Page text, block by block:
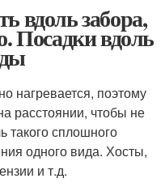
вдоль забора,
Посадки вдоль
нагревается, поэтому
расстоянии, чтобы не
такого сплошного
одного вида. Хосты,
и т.д.